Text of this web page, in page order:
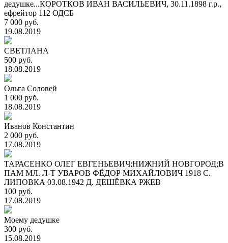
дедушке...КОРОТКОВ ИВАН ВАСИЛЬЕВИЧ, 30.11.1898 г.р.,
ефрейтор 112 ОДСБ
7 000 руб.
19.08.2019
СВЕТЛАНА
500 руб.
18.08.2019
Ольга Соловей
1 000 руб.
18.08.2019
Иванов Константин
2 000 руб.
17.08.2019
ТАРАСЕНКО ОЛЕГ ЕВГЕНЬЕВИЧ;НИЖНИЙ НОВГОРОД;В
ПАМ МЛ. Л-Т УВАРОВ ФЁДОР МИХАЙЛОВИЧ 1918 С.
ЛИПОВКА 03.08.1942 Д. ДЕШЁВКА РЖЕВ
100 руб.
17.08.2019
Моему дедушке
300 руб.
15.08.2019